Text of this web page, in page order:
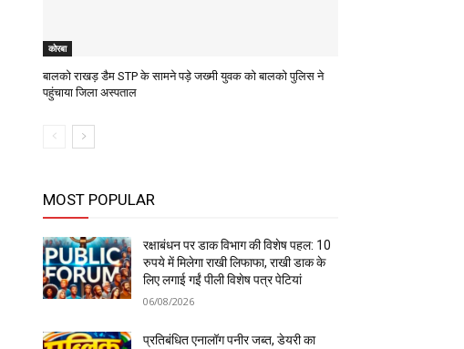
कोरबा
बालको राखड़ डैम STP के सामने पड़े जख्मी युवक को बालको पुलिस ने
पहुंचाया जिला अस्पताल
MOST POPULAR
रक्षाबंधन पर डाक विभाग की विशेष पहल: 10
रुपये में मिलेगा राखी लिफाफा, राखी डाक के
लिए लगाई गईं पीली विशेष पत्र पेटियां
06/08/2026
प्रतिबंधित एनालॉग पनीर जब्त, डेयरी का